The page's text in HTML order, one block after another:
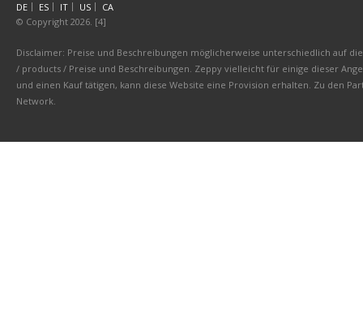
DE
ES IT US
CA
© Copyright 2026. [4]
Disclaimer: Preise und Beschreibungen möglicherweise unterschiedlich auf
/ products / Preise und Beschreibungen. Zeppy vielleicht für einige dieser
und einen Kauf tätigen, kann diese Website eine Provision erhalten. Zu den
Network.